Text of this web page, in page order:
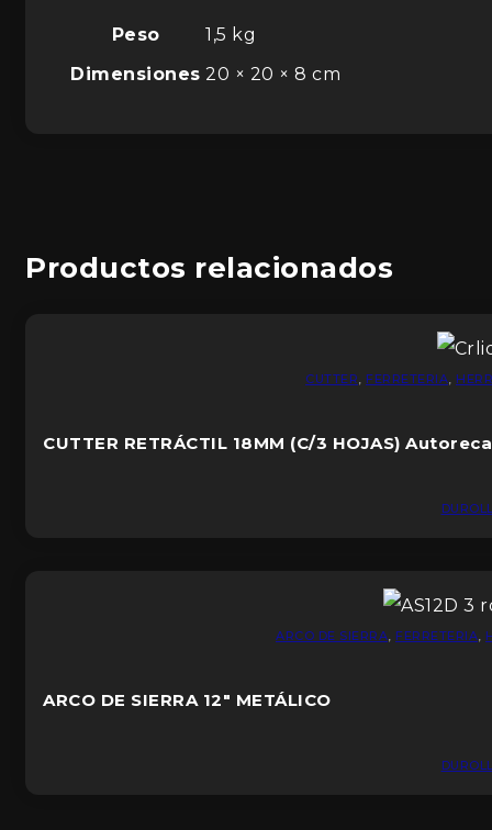
Peso
1,5 kg
Dimensiones 20 × 20 × 8 cm
Productos relacionados
CUTTER, FERRETERIA,
CUTTER RETRÁCTIL 18MM (C/3 HOJAS)
ARCO DE SIERRA, FERRETERIA,
ARCO DE SIERRA 12″ METÁLICO